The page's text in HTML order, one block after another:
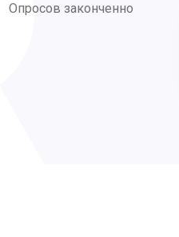
Опросов законченно